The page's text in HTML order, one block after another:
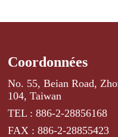
Coordonnées
No. 55, Beian Road,
104, Taiwan
TEL : 886-2-28856168
FAX : 886-2-28855423